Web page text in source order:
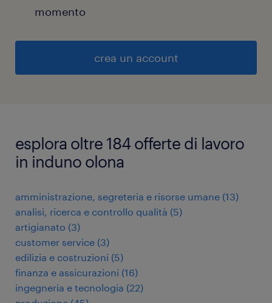
momento
crea un account
esplora oltre 184 offerte di lavoro
in induno olona
amministrazione, segreteria e risorse umane (13)
analisi, ricerca e controllo qualità (5)
artigianato (3)
customer service (3)
edilizia e costruzioni (5)
finanza e assicurazioni (16)
ingegneria e tecnologia (22)